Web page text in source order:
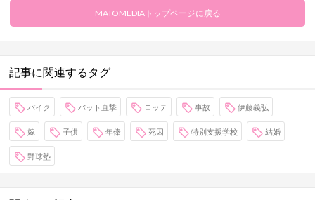
MATOMEDIAトップページに戻る
記事に関連するタグ
バイク バット直撃 ロッテ 事故 伊藤義弘
嫁 子供 年俸 死因 特別支援学校 結婚
野球塾